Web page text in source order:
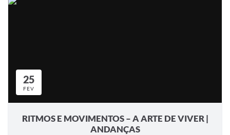
25
FEV
RITMOS E MOVIMENTOS – A ARTE DE VIVER |
ANDANÇAS